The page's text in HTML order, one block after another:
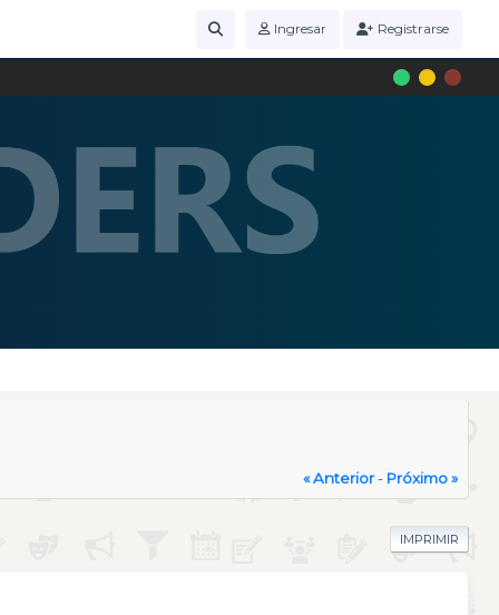
Ingresar Registrarse
« Anterior- Próximo »
IMPRIMIR